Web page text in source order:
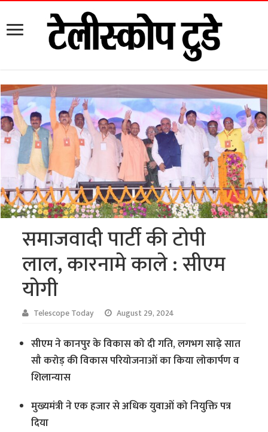
समाजवादी पार्टी की टोपी
लाल, कारनामे काले : सीएम
योगी
Telescope Today August 29, 2024
सीएम ने कानपुर के विकास को दी गति, लगभग साढ़े सात
सौ करोड़ की विकास परियोजनाओं का किया लोकार्पण व
शिलान्यास
मुख्यमंत्री ने एक हजार से अधिक युवाओं को नियुक्ति पत्र
दिया